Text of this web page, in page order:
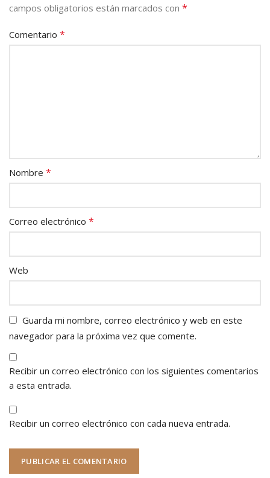
campos obligatorios están marcados con *
Comentario *
Nombre *
Correo electrónico *
Web
Guarda mi nombre, correo electrónico y web en este
navegador para la próxima vez que comente.
Recibir un correo electrónico con los siguientes comentarios
a esta entrada.
Recibir un correo electrónico con cada nueva entrada.